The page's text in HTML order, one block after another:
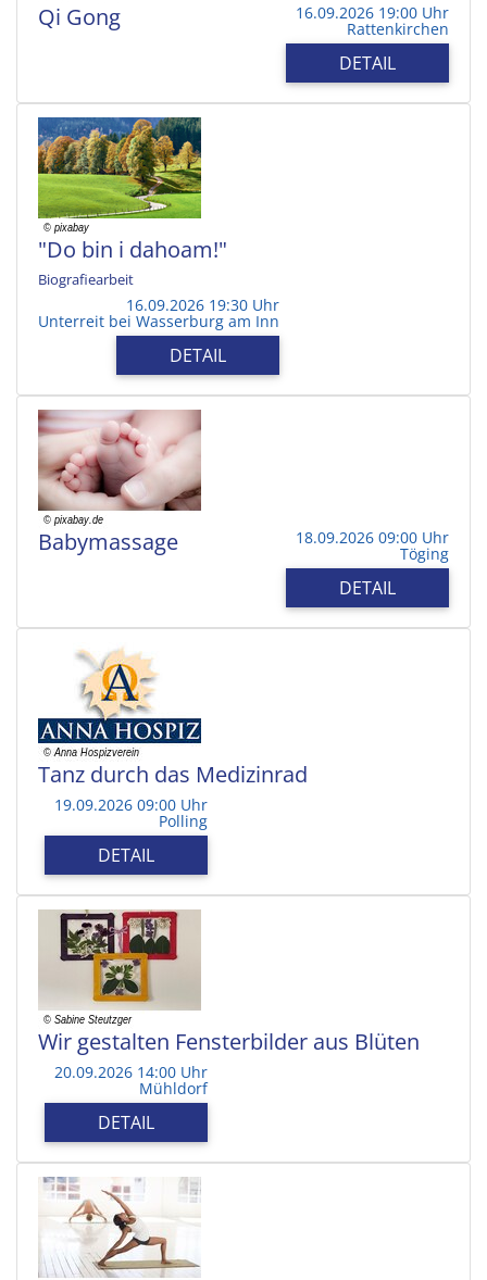
Qi Gong 16.09.2026 19:00 Uhr
Rattenkirchen
DETAIL
"Do bin i dahoam!"
Biografiearbeit
16.09.2026 19:30 Uhr
Unterreit bei Wasserburg am Inn
DETAIL
Babymassage 18.09.2026 09:00 Uhr
Töging
DETAIL
Tanz durch das Medizinrad
19.09.2026 09:00 Uhr
Polling
DETAIL
Wir gestalten Fensterbilder aus Blüten
20.09.2026 14:00 Uhr
Mühldorf
DETAIL